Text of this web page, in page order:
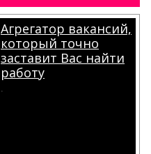
Агрегатор вакансий,
который точно
заставит Вас найти
работу
.